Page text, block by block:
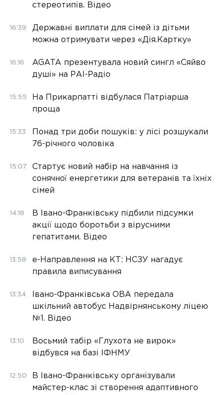
стереотипів. Відео
16:39
Державні виплати для сімей із дітьми
можна отримувати через «Дія.Картку»
16:16
AGATA презентувала новий сингл «Сяйво
душі» на РАІ-Радіо
15:55
На Прикарпатті відбулася Патріарша
проща
15:33
Понад три доби пошуків: у лісі розшукали
76-річного чоловіка
15:07
Стартує новий набір на навчання із
сонячної енергетики для ветеранів та їхніх
сімей
14:18
В Івано-Франківську підбили підсумки
акції щодо боротьби з вірусними
гепатитами. Відео
13:58
е-Направлення на КТ: НСЗУ нагадує
правила виписування
13:34
Івано-Франківська ОВА передала
шкільний автобус Надвірнянському ліцею
№1. Відео
13:10
Восьмий табір «Глухота не вирок»
відбувся на базі ІФНМУ
12:50
В Івано-Франківську організували
майстер-клас зі створення адаптивного